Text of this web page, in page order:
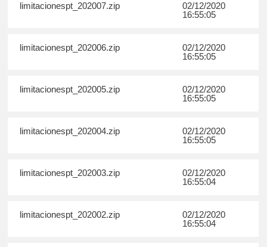
limitacionespt_202007.zip
02/12/2020
16:55:05
limitacionespt_202006.zip
02/12/2020
16:55:05
limitacionespt_202005.zip
02/12/2020
16:55:05
limitacionespt_202004.zip
02/12/2020
16:55:05
limitacionespt_202003.zip
02/12/2020
16:55:04
limitacionespt_202002.zip
02/12/2020
16:55:04